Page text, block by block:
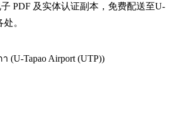
PDF 及实体认证副本，免费配送至U-
。
(U-Tapao Airport (UTP))